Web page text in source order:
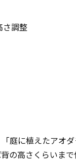
さ調整
庭に植えたアオ
の高さくらいま